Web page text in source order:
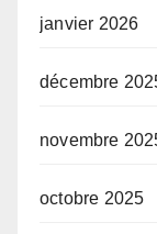
janvier 2026
décembre
novembre
octobre 2025